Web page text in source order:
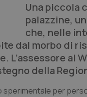
Una piccola
palazzine,
che, nelle
dal morbo di
al
della
per